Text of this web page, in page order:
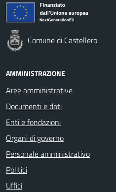
Comune di Castellero
AMMINISTRAZIONE
Aree amministrative
Documenti e dati
Enti e fondazioni
Organi di governo
Personale amministrativo
Politici
Uffici